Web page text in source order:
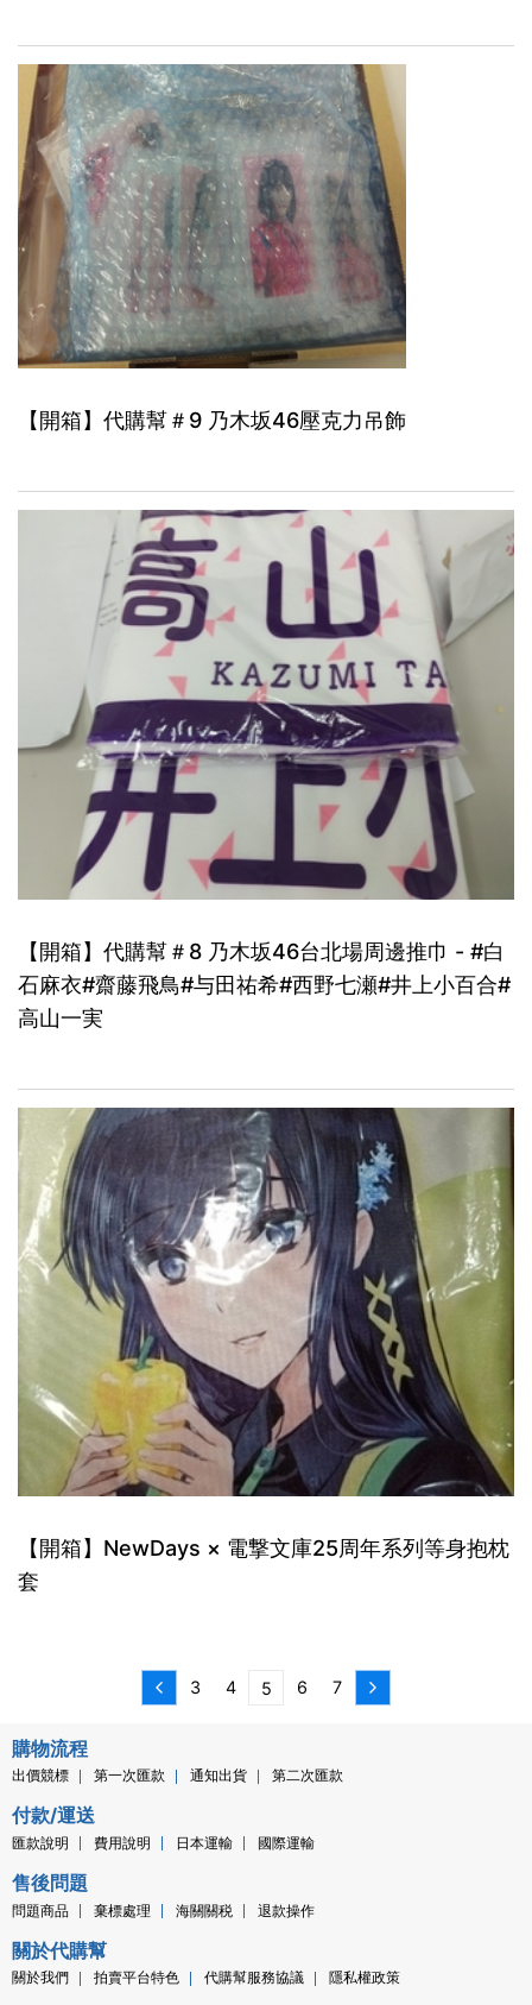
【開箱】代購幫＃9 乃木坂46壓克力吊飾
【開箱】代購幫＃8 乃木坂46台北場周邊推巾 - #白
石麻衣#齋藤飛鳥#与田祐希#西野七瀬#井上小百合#
高山一実
【開箱】NewDays × 電撃文庫25周年系列等身抱枕
套
3 4 5 6 7
購物流程
出價競標 第一次匯款 通知出貨 第二次匯款
付款/運送
匯款說明 費用說明 日本運輸 國際運輸
售後問題
問題商品 棄標處理 海關關税 退款操作
關於代購幫
關於我們 拍賣平台特色 代購幫服務協議 隱私權政策